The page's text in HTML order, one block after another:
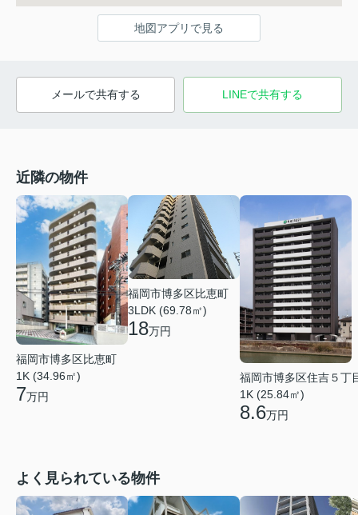
地図アプリで見る
メールで共有する LINEで共有する
近隣の物件
福岡市博多区比恵町
1K (34.96㎡)
7万円
福岡市博多区比恵町
3LDK (69.78㎡)
18万円
福岡市博多区住吉５丁
1K (25.84㎡)
8.6万円
よく見られている物件